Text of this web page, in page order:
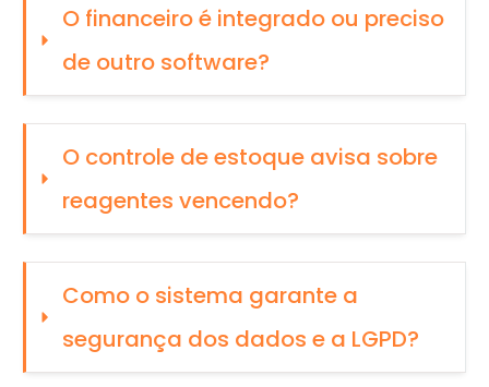
O financeiro é integrado ou preciso
de outro software?
O controle de estoque avisa sobre
reagentes vencendo?
Como o sistema garante a
segurança dos dados e a LGPD?